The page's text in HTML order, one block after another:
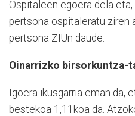
Ospitaleen egoera dela
pertsona ospitaleratu ziren
pertsona ZIUn daude.
Oinarrizko birsorkuntza-
Igoera ikusgarria eman da,
bestekoa 1,11koa da.